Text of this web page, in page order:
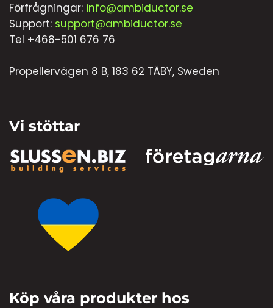
Förfrågningar: info@ambiductor.se
Support: support@ambiductor.se
Tel +468-501 676 76
Propellervägen 8 B, 183 62 TÄBY, Sweden
Vi stöttar
Köp våra produkter hos